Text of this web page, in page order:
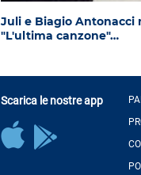
Juli e Biagio Antonacci
"L'ultima canzone"…
Scarica le nostre app